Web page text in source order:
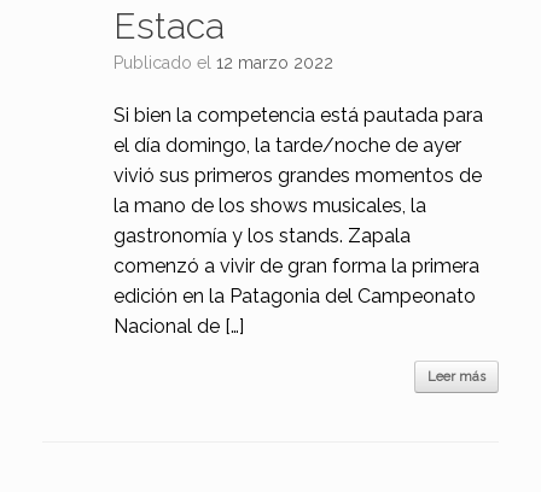
Estaca
Publicado el 12 marzo 2022
Si bien la competencia está pautada para
el día domingo, la tarde/noche de ayer
vivió sus primeros grandes momentos de
la mano de los shows musicales, la
gastronomía y los stands. Zapala
comenzó a vivir de gran forma la primera
edición en la Patagonia del Campeonato
Nacional de […]
Leer más